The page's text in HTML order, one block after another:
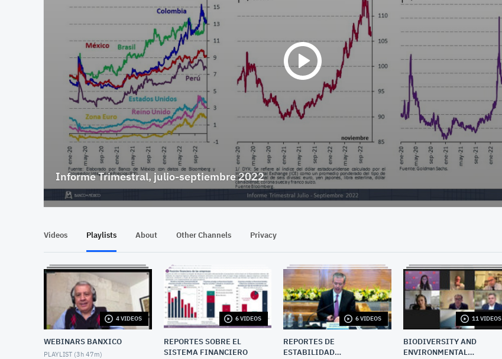
Informe Trimestral, julio-septiembre 2022
Videos Playlists About Other Channels Privacy
4 VIDEOS
WEBINARS BANXICO
PLAYLIST (3h 47m)
6 VIDEOS
REPORTES SOBRE EL
SISTEMA FINANCIERO
6 VIDEOS
REPORTES DE
ESTABILIDAD
11 VIDEOS
BIODIVERSITY AND
ENVIRONMENTAL